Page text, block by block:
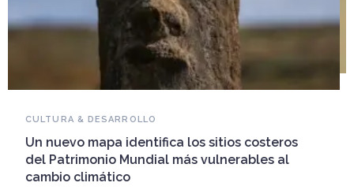
Falleció Ramón Gutiérrez, guardián del
patrimonio iberoamericano
Arquitecto, historiador e Investigador Superior del
CONICET, fundó el CEDODAL e impulsó los Seminarios